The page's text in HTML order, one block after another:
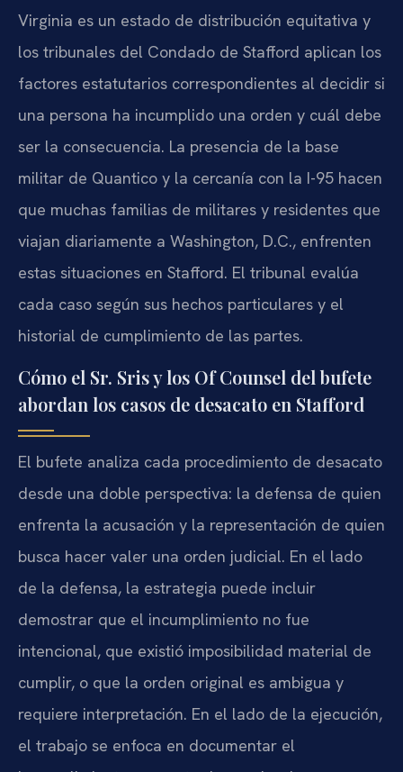
Virginia es un estado de distribución equitativa y
los tribunales del Condado de Stafford aplican los
factores estatutarios correspondientes al decidir si
una persona ha incumplido una orden y cuál debe
ser la consecuencia. La presencia de la base
militar de Quantico y la cercanía con la I-95 hacen
que muchas familias de militares y residentes que
viajan diariamente a Washington, D.C., enfrenten
estas situaciones en Stafford. El tribunal evalúa
cada caso según sus hechos particulares y el
historial de cumplimiento de las partes.
Cómo el Sr. Sris y los Of Counsel del bufete
abordan los casos de desacato en Stafford
El bufete analiza cada procedimiento de desacato
desde una doble perspectiva: la defensa de quien
enfrenta la acusación y la representación de quien
busca hacer valer una orden judicial. En el lado
de la defensa, la estrategia puede incluir
demostrar que el incumplimiento no fue
intencional, que existió imposibilidad material de
cumplir, o que la orden original es ambigua y
requiere interpretación. En el lado de la ejecución,
el trabajo se enfoca en documentar el